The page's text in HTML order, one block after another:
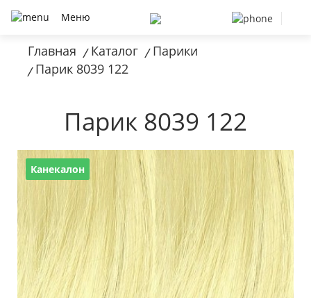
Меню
Главная / Каталог / Парики
/ Парик 8039 122
Парик 8039 122
Канекалон